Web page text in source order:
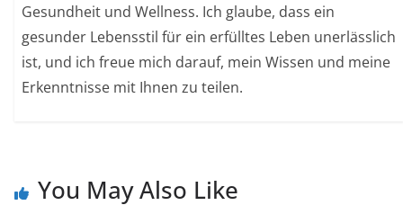
Gesundheit und Wellness. Ich glaube, dass ein
gesunder Lebensstil für ein erfülltes Leben unerlässlich
ist, und ich freue mich darauf, mein Wissen und meine
Erkenntnisse mit Ihnen zu teilen.
You May Also Like